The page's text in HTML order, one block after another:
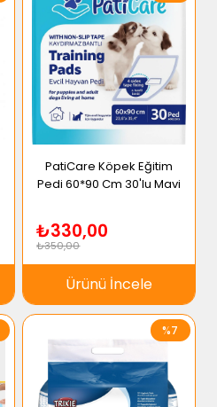
PatiCare Köpek Eğitim
Pedi 60*90 Cm 30'lu Mavi
₺330,00
₺350,00
Ürünü İncele
%7